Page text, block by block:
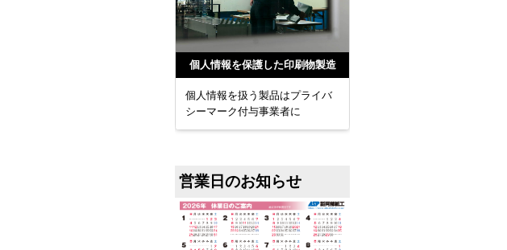
個人情報を保護した印刷物製造
個人情報を扱う製品はプライバ
シーマーク付与事業者に
営業日のお知らせ